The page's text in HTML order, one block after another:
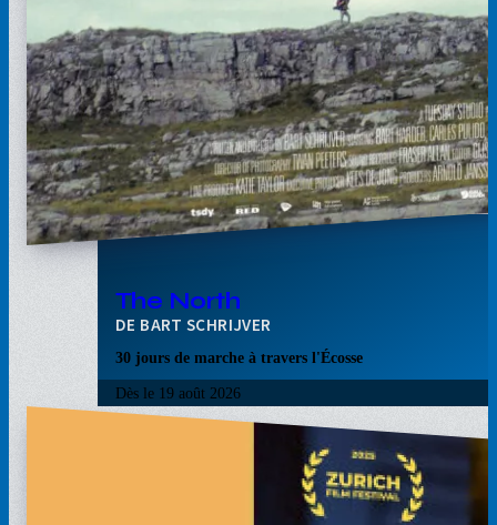
The North
BART SCHRIJVER
30 jours de marche à travers l'Écosse
Dès le 19 août 2026